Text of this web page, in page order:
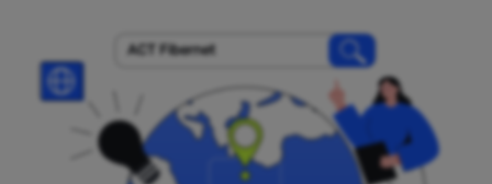
ACT Fibernet